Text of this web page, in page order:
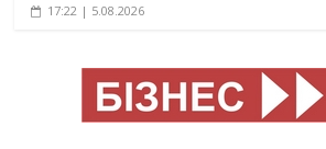
17:22 | 5.08.2026